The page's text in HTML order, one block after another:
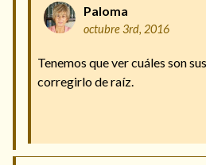
Paloma
octubre 3rd, 2016
Tenemos que ver cuáles son
corregirlo de raíz.